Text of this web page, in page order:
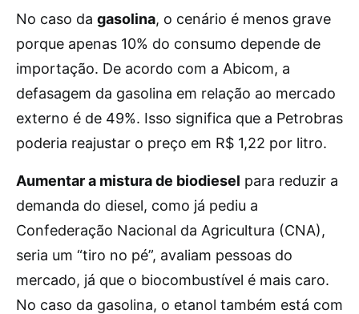
No caso da gasolina, o cenário é menos grave
porque apenas 10% do consumo depende de
importação. De acordo com a Abicom, a
defasagem da gasolina em relação ao mercado
externo é de 49%. Isso significa que a Petrobras
poderia reajustar o preço em R$ 1,22 por litro.
Aumentar a mistura de biodiesel para reduzir a
demanda do diesel, como já pediu a
Confederação Nacional da Agricultura (CNA),
seria um “tiro no pé”, avaliam pessoas do
mercado, já que o biocombustível é mais caro.
No caso da gasolina, o etanol também está com